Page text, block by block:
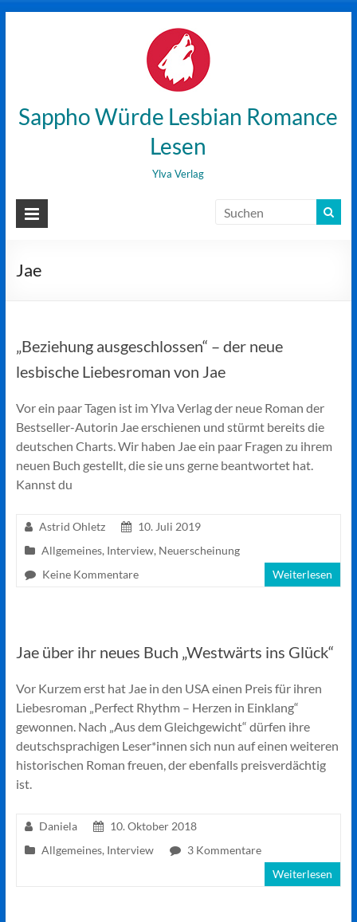
Sappho Würde Lesbian Romance
Lesen
Ylva Verlag
Jae
„Beziehung ausgeschlossen“ – der neue
lesbische Liebesroman von Jae
Vor ein paar Tagen ist im Ylva Verlag der neue Roman der
Bestseller-Autorin Jae erschienen und stürmt bereits die
deutschen Charts. Wir haben Jae ein paar Fragen zu ihrem
neuen Buch gestellt, die sie uns gerne beantwortet hat.
Kannst du
Astrid Ohletz
10. Juli 2019
Allgemeines, Interview, Neuerscheinung
Keine Kommentare
Weiterlesen
Jae über ihr neues Buch „Westwärts ins Glück“
Vor Kurzem erst hat Jae in den USA einen Preis für ihren
Liebesroman „Perfect Rhythm – Herzen in Einklang“
gewonnen. Nach „Aus dem Gleichgewicht“ dürfen ihre
deutschsprachigen Leser*innen sich nun auf einen weiteren
historischen Roman freuen, der ebenfalls preisverdächtig
ist.
Daniela
10. Oktober 2018
Allgemeines, Interview
3 Kommentare
Weiterlesen